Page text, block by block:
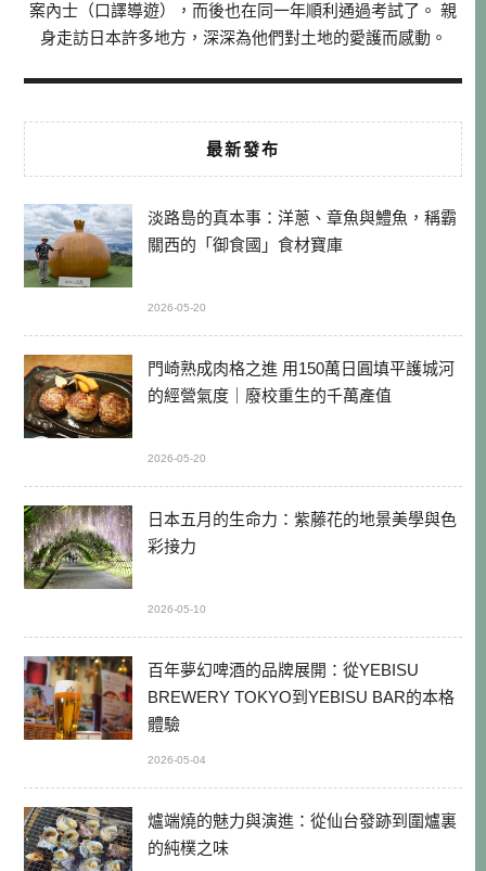
案內士（口譯導遊），而後也在同一年順利通過考試了。 親
身走訪日本許多地方，深深為他們對土地的愛護而感動。
最新發布
淡路島的真本事：洋蔥、章魚與鱧魚，稱霸
關西的「御食國」食材寶庫
2026-05-20
門崎熟成肉格之進 用150萬日圓填平護城河
的經營氣度｜廢校重生的千萬產值
2026-05-20
日本五月的生命力：紫藤花的地景美學與色
彩接力
2026-05-10
百年夢幻啤酒的品牌展開：從YEBISU
BREWERY TOKYO到YEBISU BAR的本格
體驗
2026-05-04
爐端燒的魅力與演進：從仙台發跡到圍爐裏
的純樸之味